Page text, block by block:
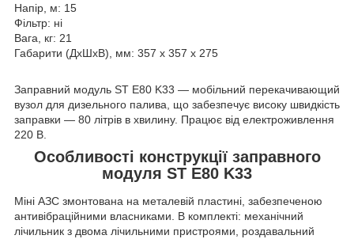
Напір, м: 15
Фільтр: ні
Вага, кг: 21
Габарити (ДхШхВ), мм: 357 x 357 x 275
Заправний модуль ST E80 K33 — мобільний перекачивающий
вузол для дизельного палива, що забезпечує високу швидкість
заправки — 80 літрів в хвилину. Працює від електроживлення
220 В.
Особливості конструкції заправного
модуля ST E80 K33
Міні АЗС змонтована на металевій пластині, забезпеченою
антивібраційними власниками. В комплекті: механічний
лічильник з двома лічильними пристроями, роздавальний